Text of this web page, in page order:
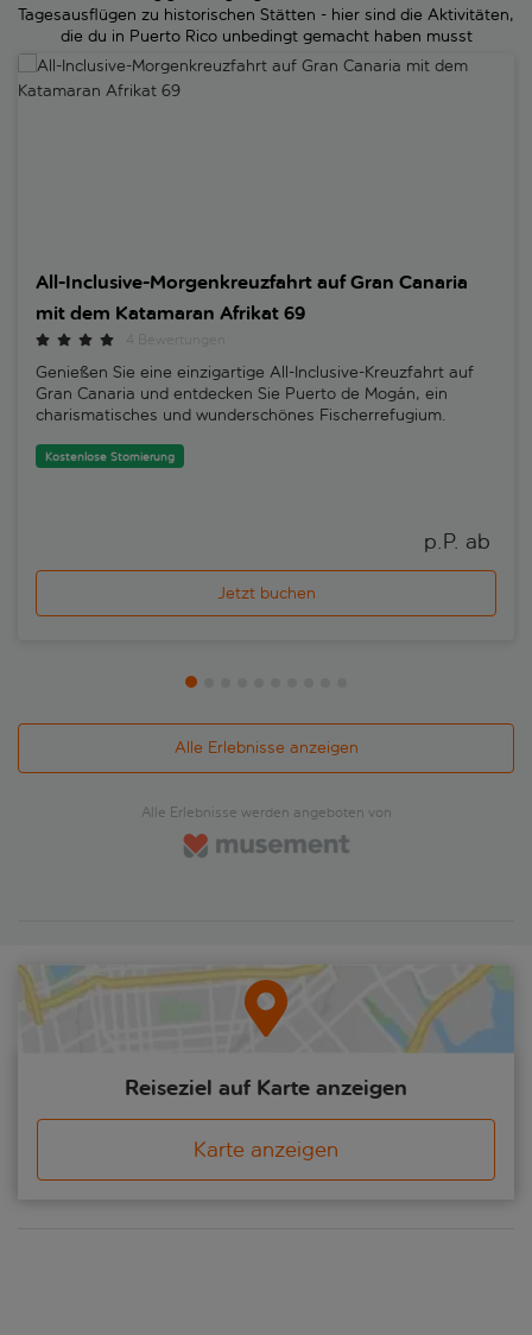
Tagesausflügen zu historischen Stätten - hier sind die Aktivitäten,
die du in Puerto Rico unbedingt gemacht haben musst
All-Inclusive-Morgenkreuzfahrt auf Gran Canaria mit dem
All-Inclusive-Morgenkreuzfahrt auf Gran Canaria
mit dem Katamaran Afrikat 69
Genießen Sie eine einzigartige All-Inclusive-Kreuzfahrt auf
Gran Canaria und entdecken Sie Puerto de Mogán, ein
charismatisches und wunderschönes Fischerrefugium.
Kostenlose Stornierung
p.P. ab
Jetzt buchen
Alle Erlebnisse anzeigen
Alle Erlebnisse werden angeboten von
Reiseziel auf Karte anzeigen
Karte anzeigen